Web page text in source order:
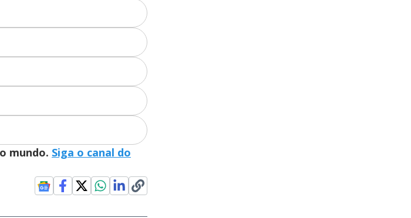
mundo. Siga o canal do